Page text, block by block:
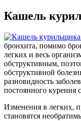
Кашель
бронхита, помимо
легких и весь
обструктивным,
обструктивной
разновидность
постоянного курения
Изменения в легких,
становятся